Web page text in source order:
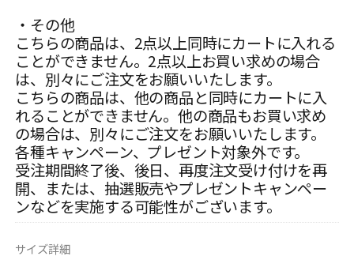
・その他
こちらの商品は、2点以上同時にカートに入れる
ことができません。2点以上お買い求めの場合
は、別々にご注文をお願いいたします。
こちらの商品は、他の商品と同時にカートに入
れることができません。他の商品もお買い求め
の場合は、別々にご注文をお願いいたします。
各種キャンペーン、プレゼント対象外です。
受注期間終了後、後日、再度注文受け付けを再
開、または、抽選販売やプレゼントキャンペー
ンなどを実施する可能性がございます。
サイズ詳細